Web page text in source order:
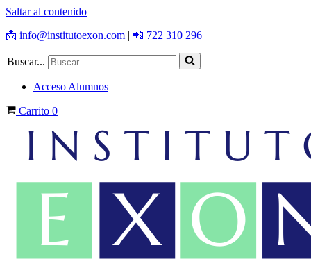
Saltar al contenido
📩 info@institutoexon.com | 📲 722 310 296
Buscar...
Acceso Alumnos
Carrito 0